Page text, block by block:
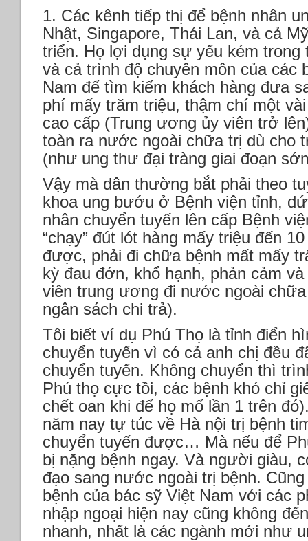
1. Các kênh tiếp thị để bệnh nhân
Nhật, Singapore, Thái Lan, và cả
triển. Họ lợi dụng sự yếu kém
và cả trình độ chuyên môn của các
Nam để tìm kiếm khách hàng đưa
phí mấy trăm triệu, thậm chí một
cao cấp (Trung ương ủy viên trở
toàn ra nước ngoài chữa trị dù cho
(như ung thư đại tràng giai đoạn
Vậy mà dân thường bắt phải theo
khoa ung bướu ở Bệnh viện tỉnh,
nhân chuyển tuyến lên cấp Bệnh
“chạy” đút lót hàng mấy triệu đến
được, phải đi chữa bệnh mất mấy
kỳ đau đớn, khổ hạnh, phản cảm
viên trung ương đi nước ngoài
ngân sách chi trả).
Tôi biết ví dụ Phú Thọ là tỉnh điển
chuyển tuyến vì có cả anh chị đều
chuyển tuyến. Không chuyển thì
Phú thọ cực tồi, các bệnh khó chỉ
chết oan khi để họ mổ lần 1 trên
năm nay tự túc về Hà nội trị bệnh
chuyển tuyến được… Mà nếu để
bị nặng bệnh ngay. Và người giàu,
đạo sang nước ngoài trị bệnh.
bệnh của bác sỹ Việt Nam với các
nhập ngoại hiện nay cũng không
nhanh, nhất là các ngành mới như